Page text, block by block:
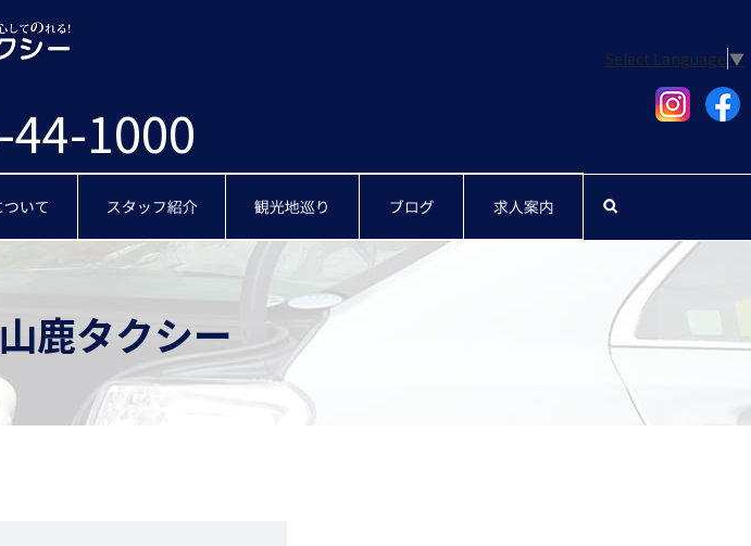
1000
Select Language ▼
鹿タクシー